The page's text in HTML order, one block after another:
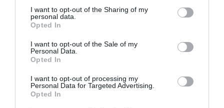
I want to opt-out of the Sharing of my
personal data.
Opted In
I want to opt-out of the Sale of my
Personal Data.
Opted In
I want to opt-out of processing my
Personal Data for Targeted Advertising.
Opted In